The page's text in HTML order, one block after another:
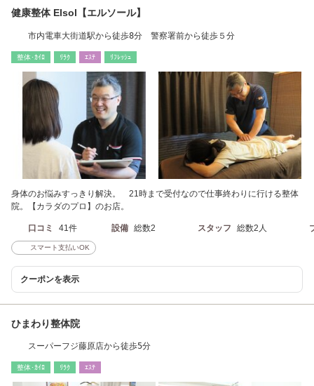
健康整体 Elsol【エルソール】
市内電車大街道駅から徒歩8分 警察署前から徒歩５分
整体･ｶｲﾛ ﾘﾗｸ ｴｽﾃ ﾘﾌﾚｯｼｭ
身体のお悩みすっきり解決。 21時まで受付なので仕事終わりに行ける整体
院。【カラダのプロ】のお店。
口コミ 41件 設備 総数2 スタッフ 総数2人
スマート支払いOK
クーポンを表示
ひまわり整体院
スーパーフジ藤原店から徒歩5分
整体･ｶｲﾛ ﾘﾗｸ ｴｽﾃ